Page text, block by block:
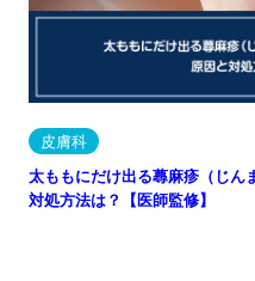
皮膚科
太ももにだけ出る蕁麻疹（じん
対処方法は？【医師監修】